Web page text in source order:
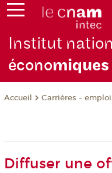
Institut
écono
Accueil Carrières -
Diffuser une